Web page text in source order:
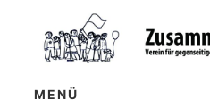
springen
MENÜ